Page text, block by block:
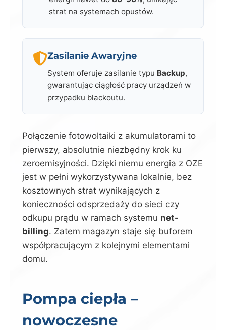
strat na systemach opustów.
Zasilanie Awaryjne
System oferuje zasilanie typu Backup,
gwarantując ciągłość pracy urządzeń w
przypadku blackoutu.
Połączenie fotowoltaiki z akumulatorami to
pierwszy, absolutnie niezbędny krok ku
zeroemisyjności. Dzięki niemu energia z OZE
jest w pełni wykorzystywana lokalnie, bez
kosztownych strat wynikających z
konieczności odsprzedaży do sieci czy
odkupu prądu w ramach systemu net-
billing. Zatem magazyn staje się buforem
współpracującym z kolejnymi elementami
domu.
Pompa ciepła –
nowoczesne